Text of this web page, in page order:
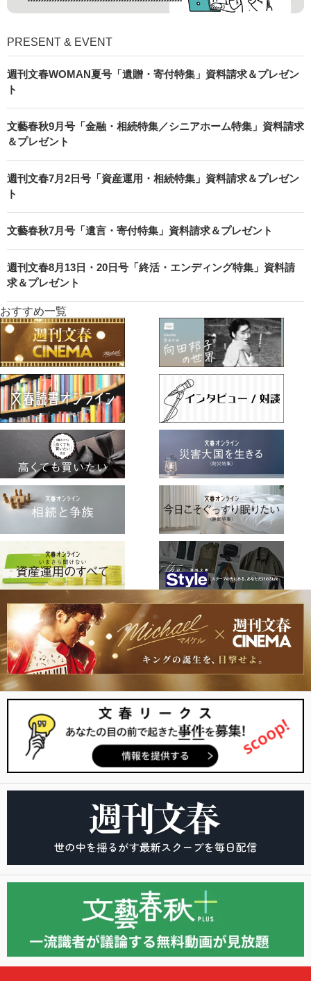
PRESENT & EVENT
週刊文春WOMAN夏号「遺贈・寄付特集」資料請求＆プレゼン
ト
文藝春秋9月号「金融・相続特集／シニアホーム特集」資料請求
＆プレゼント
週刊文春7月2日号「資産運用・相続特集」資料請求＆プレゼン
ト
文藝春秋7月号「遺言・寄付特集」資料請求＆プレゼント
週刊文春8月13日・20日号「終活・エンディング特集」資料請
求＆プレゼント
おすすめ一覧